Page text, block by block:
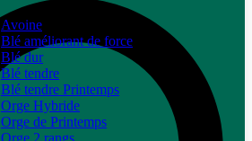
Avoine
Blé améliorant de force
Blé dur
Blé tendre
Blé tendre Printemps
Orge Hybride
Orge de Printemps
Orge 2 rangs